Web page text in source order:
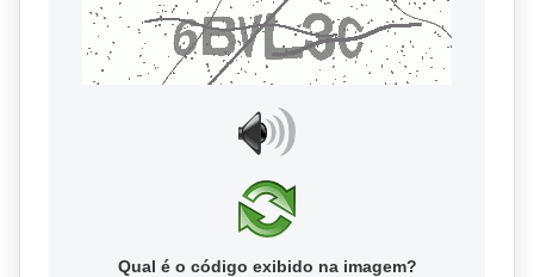
Qual é o código exibido na imagem?